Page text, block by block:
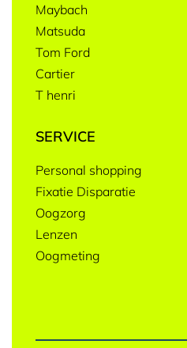
Maybach
Matsuda
Tom Ford
Cartier
T henri
SERVICE
Personal shopping
Fixatie Disparatie
Oogzorg
Lenzen
Oogmeting